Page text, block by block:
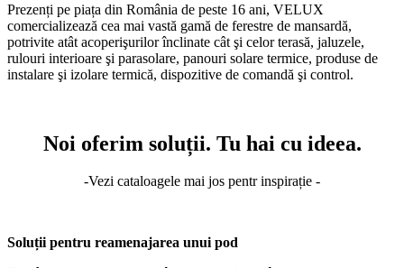
Prezenți pe piața din România de peste 16 ani, VELUX
comercializează cea mai vastă gamă de ferestre de mansardă,
potrivite atât acoperişurilor înclinate cât şi celor terasă, jaluzele,
rulouri interioare şi parasolare, panouri solare termice, produse de
instalare şi izolare termică, dispozitive de comandă şi control.
Noi oferim soluții. Tu hai cu ideea.
-Vezi cataloagele mai jos pentr inspirație -
Soluții pentru reamenajarea unui pod